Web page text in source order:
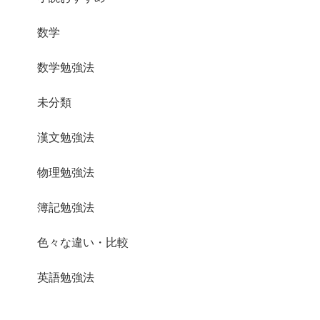
数学
数学勉強法
未分類
漢文勉強法
物理勉強法
簿記勉強法
色々な違い・比較
英語勉強法